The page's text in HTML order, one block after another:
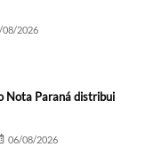
08/2026
Nota Paraná distribui
06/08/2026